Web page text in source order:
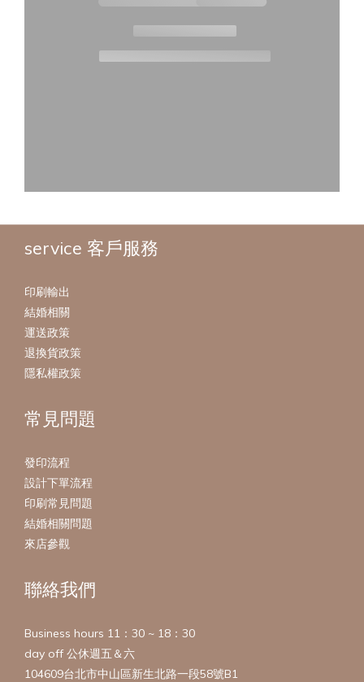
service 客戶服務
印刷輸出
結婚相關
運送政策
退換貨政策
隱私權政策
常見問題
發印流程
設計下單流程
印刷常見問題
結婚相關問題
來店參觀
聯絡我們
Business hours 11：30 ~ 18：30
day off 公休週五＆六
104609台北市中山區新生北路一段58號B1